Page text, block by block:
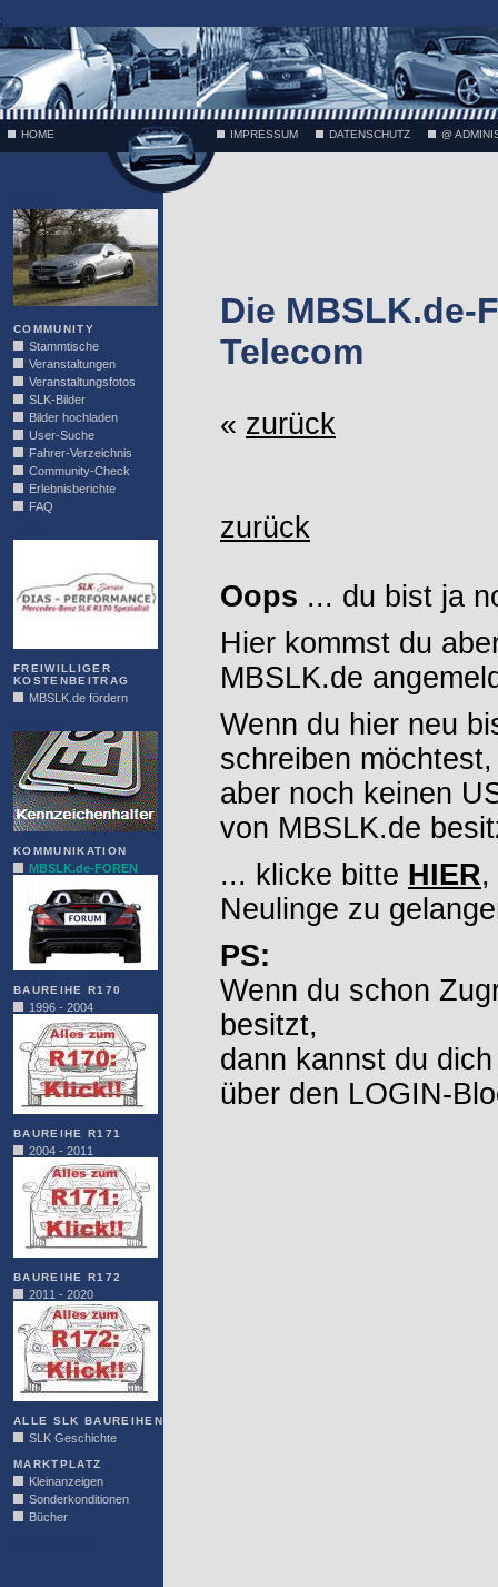
;
HOME IMPRESSUM DATENSCHUTZ @
COMMUNITY
Stammtische
Veranstaltungen
Veranstaltungsfotos
SLK-Bilder
Bilder hochladen
User-Suche
Fahrer-Verzeichnis
Community-Check
Erlebnisberichte
FAQ
FREIWILLIGER
KOSTENBEITRAG
MBSLK.de fördern
KOMMUNIKATION
MBSLK.de-FOREN
BAUREIHE R170
1996 - 2004
BAUREIHE R171
2004 - 2011
BAUREIHE R172
2011 - 2020
ALLE SLK BAUREIHEN
SLK Geschichte
MARKTPLATZ
Kleinanzeigen
Sonderkonditionen
Bücher
Die MBSLK.de-
Telecom
« zurück
zurück
Oops ... du bist ja
Hier kommst du
MBSLK.de
Wenn du hier neu
schreiben möchtest,
aber noch keinen
von MBSLK.de
... klicke bitte HIER,
Neulinge zu
PS:
Wenn du schon
besitzt,
dann kannst du
über den LOGIN-